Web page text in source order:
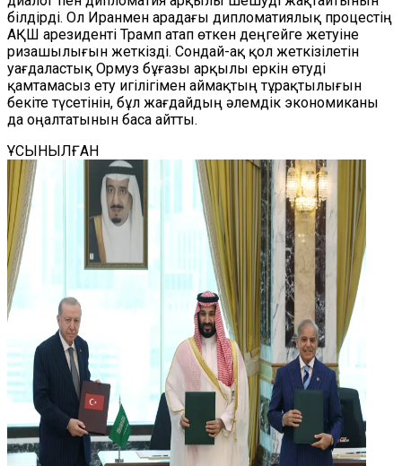
білдірді. Ол Иранмен арадағы дипломатиялық процестің
АҚШ арезиденті Трамп атап өткен деңгейге жетуіне
ризашылығын жеткізді. Сондай-ақ қол жеткізілетін
уағдаластық Ормуз бұғазы арқылы еркін өтуді
қамтамасыз ету игілігімен аймақтың тұрақтылығын
бекіте түсетінін, бұл жағдайдың әлемдік экономиканы
да оңалтатынын баса айтты.
ҰСЫНЫЛҒАН